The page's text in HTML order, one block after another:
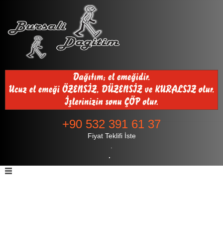
+90 532 391 61 37
Fiyat Teklifi İste
.